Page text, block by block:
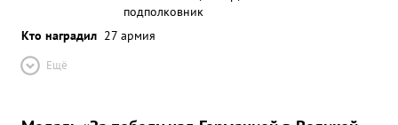
подполковник
Кто наградил 27 армия
Ещё